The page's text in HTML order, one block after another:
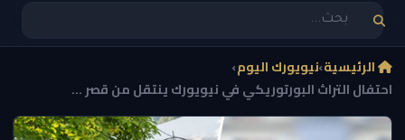
الرئيسية›نيويورك اليوم›
احتفال التراث البورتوريكي في نيويورك ينتقل من قصر ...